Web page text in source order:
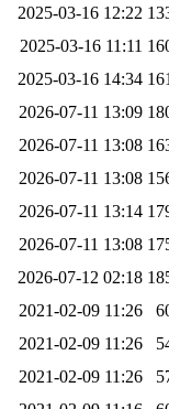
2025-03-16 12:22
2025-03-16 11:11
2025-03-16 14:34
2026-07-11 13:09
2026-07-11 13:08
2026-07-11 13:08
2026-07-11 13:14
2026-07-11 13:08
2026-07-12 02:18
2021-02-09 11:26
2021-02-09 11:26
2021-02-09 11:26